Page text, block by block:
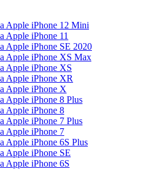
Apple iPhone 12 Mini
Apple iPhone 11
Apple iPhone SE 2020
Apple iPhone XS Max
Apple iPhone XS
Apple iPhone XR
Apple iPhone X
Apple iPhone 8 Plus
Apple iPhone 8
Apple iPhone 7 Plus
Apple iPhone 7
Apple iPhone 6S Plus
Apple iPhone SE
Apple iPhone 6S